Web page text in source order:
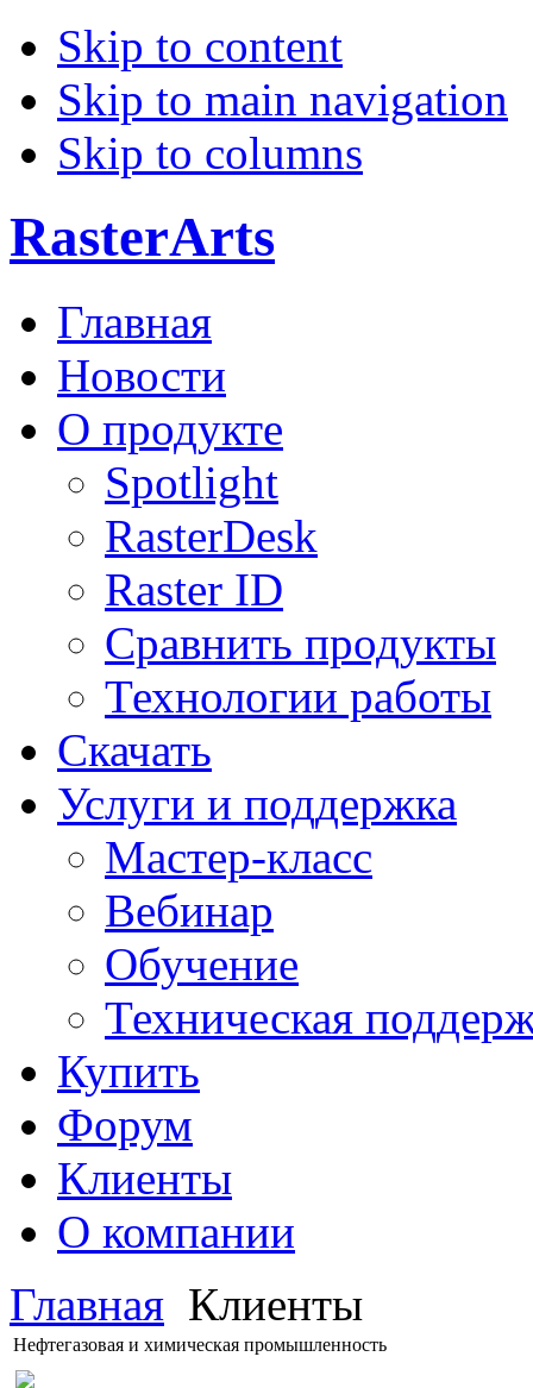
Skip to content
Skip to main navigation
Skip to columns
RasterArts
Главная
Новости
О продукте
Spotlight
RasterDesk
Raster ID
Сравнить продукты
Технологии работы
Скачать
Услуги и поддержка
Мастер-класс
Вебинар
Обучение
Техническая
Купить
Форум
Клиенты
О компании
Главная Клиенты
Нефтегазовая и химическая промышленность